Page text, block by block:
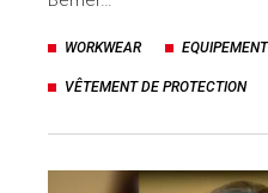
WORKWEAR
VÊTEMENT DE PROTECTION